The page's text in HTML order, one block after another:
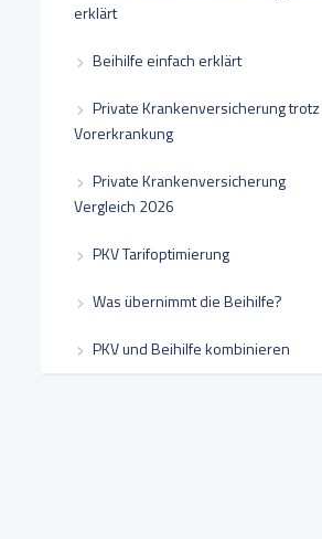
erklärt
Beihilfe einfach erklärt
Private Krankenversicherung trotz
Vorerkrankung
Private Krankenversicherung
Vergleich 2026
PKV Tarifoptimierung
Was übernimmt die Beihilfe?
PKV und Beihilfe kombinieren